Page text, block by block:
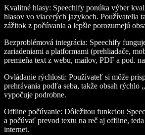
Kvalitné hlasy: Speechify ponúka výber
hlasov vo viacerých jazykoch. Používatelia
zážitok z počúvania a lepšie porozumejú
Bezproblémová integrácia: Speechify
zariadeniami a platformami (prehliadače,
premieňa text z webu, mailov, PDF a pod.
Ovládanie rýchlosti: Používateľ si môže
prehrávania podľa seba, takže obsah rýchlo
vypočuje podrobne.
Offline počúvanie: Dôležitou funkciou
a počúvať prevod textu na reč aj offline,
internet.